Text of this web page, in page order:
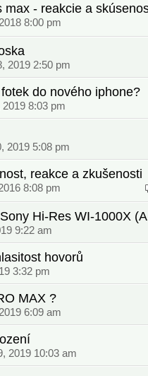
max - reakcie a
8:00 pm
2019 2:50 pm
do nového iphone?
8:03 pm
2019 5:08 pm
reakce a zkušenosti
8:08 pm
Hi-Res WI-1000X
9:22 am
hovorů
3:32 pm
MAX ?
6:09 am
2019 10:03 am